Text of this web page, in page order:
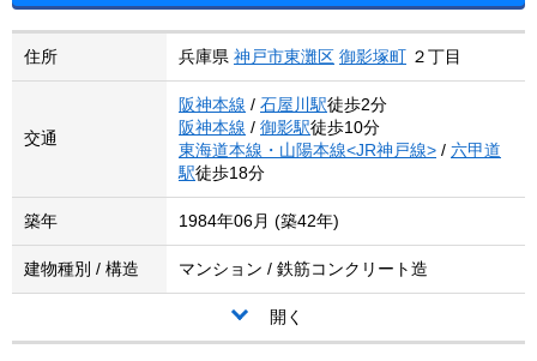
住所 兵庫県 神戸市東灘区 御影塚町 ２丁目
交通
阪神本線 / 石屋川駅徒歩2分
阪神本線 / 御影駅徒歩10分
東海道本線・山陽本線<JR神戸線> / 六甲道
駅徒歩18分
築年 1984年06月 (築42年)
建物種別 / 構造 マンション / 鉄筋コンクリート造
開く